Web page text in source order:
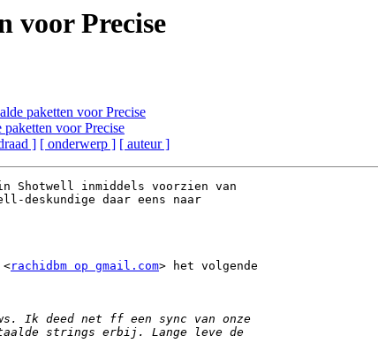
voor Precise
paketten voor Precise
paketten voor Precise
] [ onderwerp ] [ auteur ]
Shotwell inmiddels voorzien van
deskundige daar eens naar
rachidbm op gmail.com> het volgende